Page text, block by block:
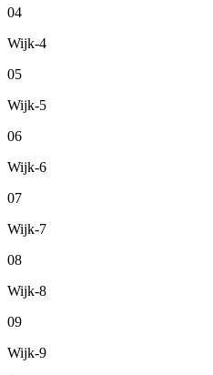
04
Wijk-4
05
Wijk-5
06
Wijk-6
07
Wijk-7
08
Wijk-8
09
Wijk-9